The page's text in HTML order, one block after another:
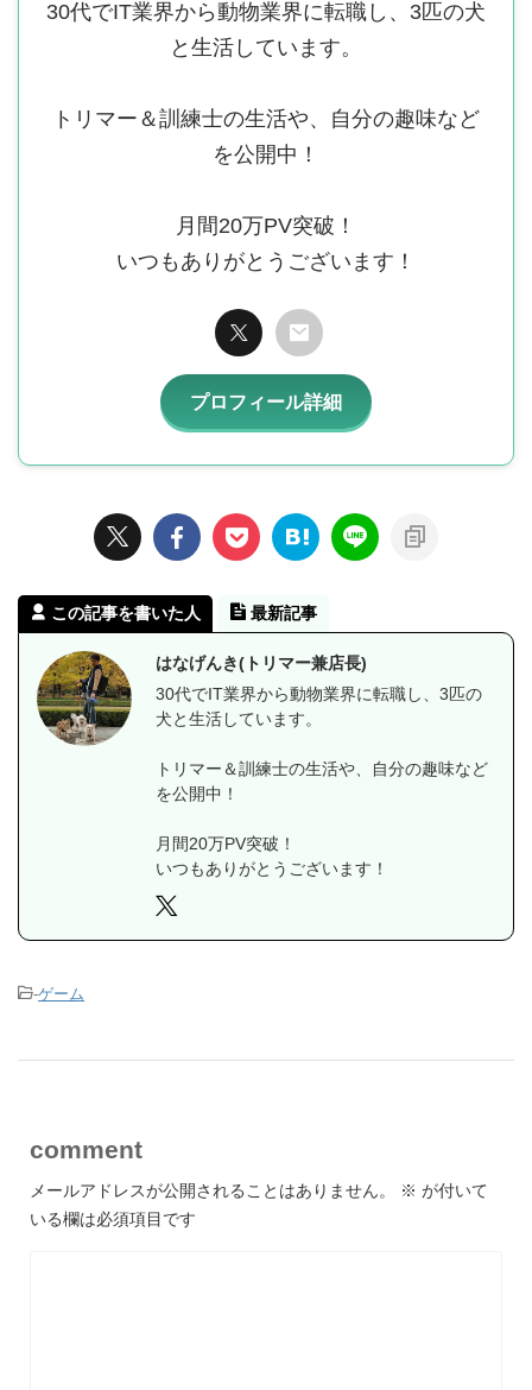
30代でIT業界から動物業界に転職し、3匹の犬
と生活しています。
トリマー＆訓練士の生活や、自分の趣味など
を公開中！
月間20万PV突破！
いつもありがとうございます！
プロフィール詳細
この記事を書いた人 最新記事
はなげんき(トリマー兼店長)
30代でIT業界から動物業界に転職し、3匹の
犬と生活しています。
トリマー＆訓練士の生活や、自分の趣味など
を公開中！
月間20万PV突破！
いつもありがとうございます！
-ゲーム
comment
メールアドレスが公開されることはありません。 ※ が付いて
いる欄は必須項目です